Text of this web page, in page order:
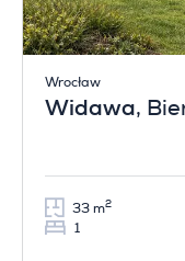
Wrocław
Widawa,
33 m2
1